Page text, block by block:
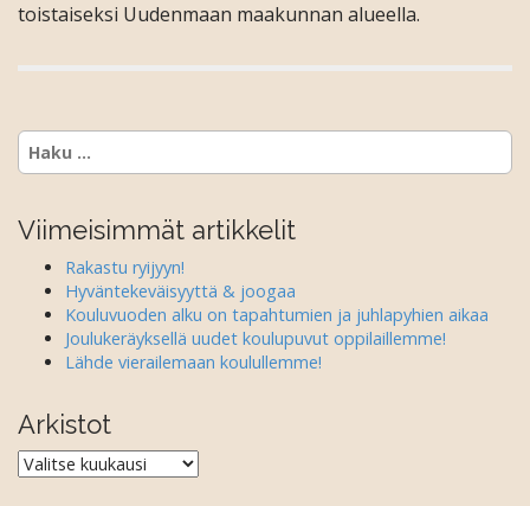
toistaiseksi Uudenmaan maakunnan alueella.
Haku:
Viimeisimmät artikkelit
Rakastu ryijyyn!
Hyväntekeväisyyttä & joogaa
Kouluvuoden alku on tapahtumien ja juhlapyhien aikaa
Joulukeräyksellä uudet koulupuvut oppilaillemme!
Lähde vierailemaan koulullemme!
Arkistot
Arkistot